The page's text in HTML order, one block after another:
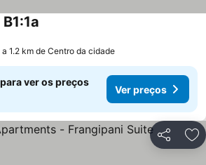
a 1.2 km de Centro da cidade
ver os preços
Ver preços
Partilhar